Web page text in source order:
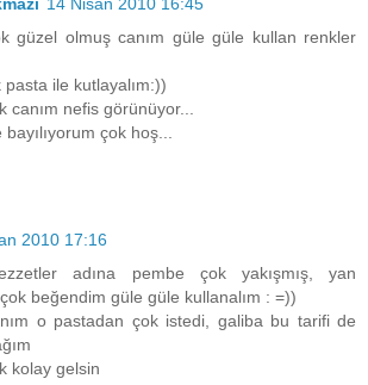
güzel olmuş canım güle güle kullan renkler
ile kutlayalım:))
canım nefis görünüyor...
çok hoş...
2010 17:16
adına pembe çok yakışmış, yan
çok beğendim güle güle kullanalım : =))
o pastadan çok istedi, galiba bu tarifi de
kolay gelsin